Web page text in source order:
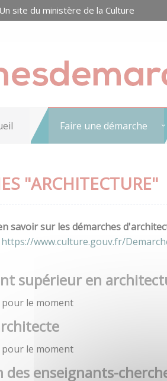
Un site du ministère de la Culture
Faire une démarche
"ARCHITECTURE"
savoir sur les démarches
https://www.culture.gouv.fr/
supérieur en
pour le moment
pour le moment
des enseignants-